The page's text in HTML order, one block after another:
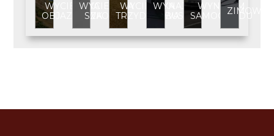
WYCIECZKA
OBJAZDOWA
WYCIECZKA
SZKOLNA
WYCIECZKA
TRZYDNIOWA
WYNAJEMWYNAJEM
SAMOCHODU